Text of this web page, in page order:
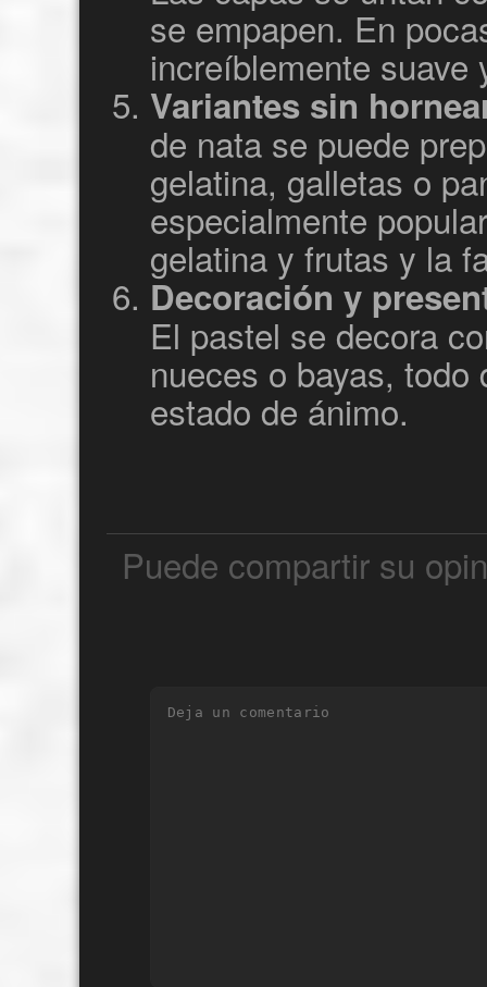
se empapen. En
increíblemente suave
Variantes sin
de nata se puede
gelatina, galletas o
especialmente
gelatina y frutas y la
Decoración y
El pastel se decora
nueces o bayas,
estado de ánimo.
Puede compartir su